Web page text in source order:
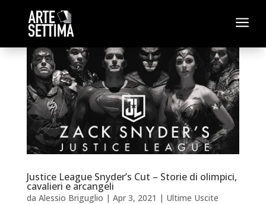
a
Justice League Snyder’s Cut – Storie di olimpici,
cavalieri e arcangeli
da Alessio Briguglio | Apr 3, 2021 | Ultime Uscite